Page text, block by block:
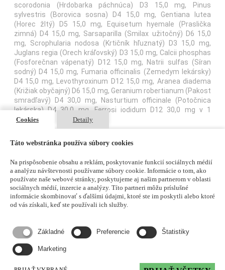
scorodonia (Hrdobarka páchnúca) D3 15,0 mg, Pinus
sylvestris (Borovica sosna) D4 15,0 mg, Gentiana lutea
(Horec žltý) D5 15,0 mg, Equisetum hyemale (Praslička
zimná) D4 15,0 mg, Sarsaparilla (Smilax užitočný) D6 15,0
mg, Scrophularia nodosa (Krtičník hľuznatý) D3 15,0 mg,
Juglans regia (Orech kráľovský) D3 15,0 mg, Calcii phosphas
(Fosforečnan vápenatý) D12 15,0 mg, Natrii sulfas (Síran
sodný) D4 15,0 mg, Fumaria officinalis (Zemedym lekársky)
D4 15,0 mg, Levothyroxinum D12 15,0 mg, Aranea diadema
(Križiak obyčajný) D6 15,0 mg, Geranium robertianum (Pakost
smradľavý) D4 30,0 mg, Nasturtium officinale (Potočnica
lekárska) D4 30,0 mg, Ferrosi iodidum D12 30,0 mg v 1
tablete.
lactosum monohydricum (monohydrát laktózy).
Pre informáciu o správnom používaní liekov si pozorne
prečítajte pribalenú písomnúinformáciu pre používateľa. O
prípadných rizikách a vedľajších účinkoch sa poraďte s lekárom
alebo lekárnikom.
Cookies Detaily
Táto webstránka používa súbory cookies
Na prispôsobenie obsahu a reklám, poskytovanie funkcií sociálnych médií
a analýzu návštevnosti používame súbory cookie. Informácie o tom, ako
používate naše webové stránky, poskytujeme aj našim partnerom v oblasti
sociálnych médií, inzercie a analýzy. Títo partneri môžu príslušné
informácie skombinovať s ďalšími údajmi, ktoré ste im poskytli alebo ktoré
od vás získali, keď ste používali ich služby.
Základné Preferencie Štatistiky
Marketing